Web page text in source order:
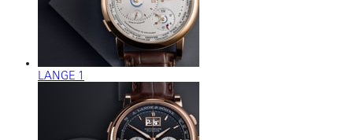
LANGE 1